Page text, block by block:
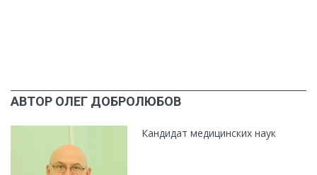
АВТОР ОЛЕГ ДОБРОЛЮБОВ
Кандидат медицинских наук